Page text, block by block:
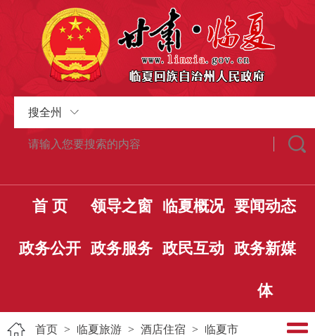
搜全州
首 页 领导之窗 临夏概况 要闻动态
政务公开 政务服务 政民互动 政务新媒
体
首页 > 临夏旅游 > 酒店住宿 > 临夏市